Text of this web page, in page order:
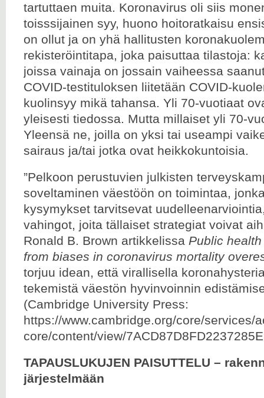
tartuttaen muita. Koronavirus oli siis
toisssijainen syy, huono hoitoratkaisu
on ollut ja on yhä hallitusten
rekisteröintitapa, joka paisuttaa tilastoja:
joissa vainaja on jossain vaiheessa
COVID-testituloksen liitetään COVID-
kuolinsyy mikä tahansa. Yli 70-vuotiaat
yleisesti tiedossa. Mutta millaiset yli 70-
Yleensä ne, joilla on yksi tai useampi
sairaus ja/tai jotka ovat heikkokuntoisia.
”Pelkoon perustuvien julkisten
soveltaminen väestöön on toimintaa,
kysymykset tarvitsevat
vahingot, joita tällaiset strategiat voivat
Ronald B. Brown artikkelissa Public
from biases in coronavirus mortality
torjuu idean, että virallisella
tekemistä väestön hyvinvoinnin
(Cambridge University Press:
https://www.cambridge.org/core/services/
core/content/view/
TAPAUSLUKUJEN PAISUTTELU –
järjestelmään